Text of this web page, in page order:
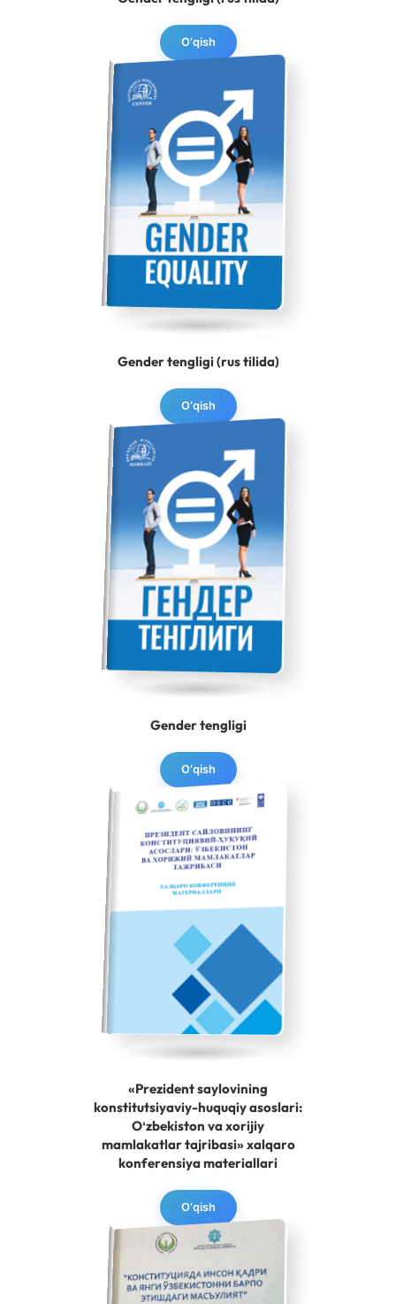
O‘qish
Gender tengligi (rus tilida)
O‘qish
Gender tengligi
O‘qish
«Prezident saylovining
konstitutsiyaviy-huquqiy asoslari:
Oʻzbekiston va xorijiy
mamlakatlar tajribasi» xalqaro
konferensiya materiallari
O‘qish